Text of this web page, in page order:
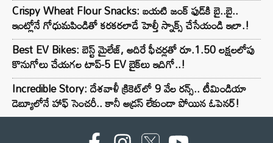
Crispy Wheat Flour Snacks: బయటి జంక్ ఫుడ్‌కి బై..బై..
ఇంట్లోనే గోధుమపిండితో కరకరలాడే హెల్తీ స్నాక్స్ చేసేయండి ఇలా.!
Best EV Bikes: బెస్ట్ మైలేజ్, అదిరే ఫీచర్లతో రూ.1.50 లక్షలలోపు
కొనుగోలు చేయగల టాప్-5 EV బైక్‌లు ఇదిగో..!
Incredible Story: దేశవాళీ క్రికెట్‌లో 9 వేల రన్స్.. టీమిండియా
డెబ్యూలోనే హాఫ్ సెంచరీ.. కానీ అడ్రస్ లేకుండా పోయిన ఓపెనర్!